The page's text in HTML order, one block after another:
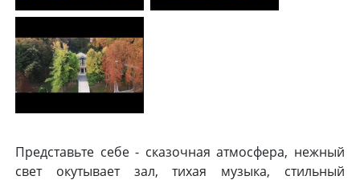
Представьте себе - сказочная атмосфера, нежный
свет окутывает зал, тихая музыка, стильный